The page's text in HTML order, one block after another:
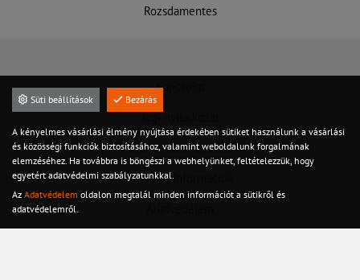
Rozsdamentes
Kapcsolat
Felhasználási feltételek
Hasznos információk
Süti beállítások Bezárás
A kényelmes vásárlási élmény nyújtása érdekében sütiket használunk a vásárlási
és közösségi funkciók biztosításához, valamint weboldalunk forgalmának
elemzéséhez. Ha továbbra is böngészi a webhelyünket, feltételezzük, hogy
egyetért adatvédelmi szabályzatunkkal.
Az Adatvédelem oldalon megtalál minden információt a sütikről és
adatvédelemről.